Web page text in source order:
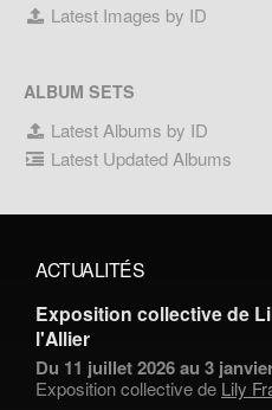
Latest Images by ID
ALBUM SETS
Latest Albums by ID
Latest Updated Albums
ACTUALITÉS
Exposition collective de
l'Allier
Du 11 juillet 2026 au 3
Exposition collective de Lily